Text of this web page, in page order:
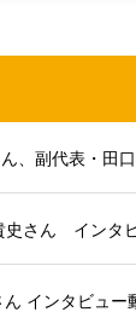
さん インタ
インタビュー